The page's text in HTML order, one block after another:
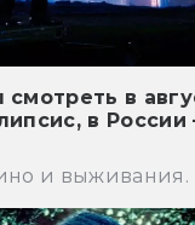
в
в
и выживания.